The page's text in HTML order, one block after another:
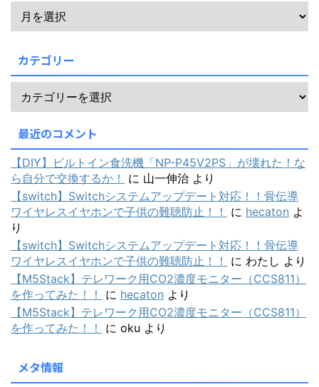
カテゴリー
最近のコメント
【DIY】ビルトイン食洗機「NP-P45V2PS」が壊れた！な
ら自分で交換するか！
に 山一伸治 より
【switch】Switchシステムアップデート対応！！骨伝導
ワイヤレスイヤホンで子供の難聴防止！！
に hecaton よ
り
【switch】Switchシステムアップデート対応！！骨伝導
ワイヤレスイヤホンで子供の難聴防止！！
に わたし より
【M5Stack】テレワーク用CO2濃度モニター（CCS811）
を作ってみた！！
に hecaton より
【M5Stack】テレワーク用CO2濃度モニター（CCS811）
を作ってみた！！
に oku より
メタ情報